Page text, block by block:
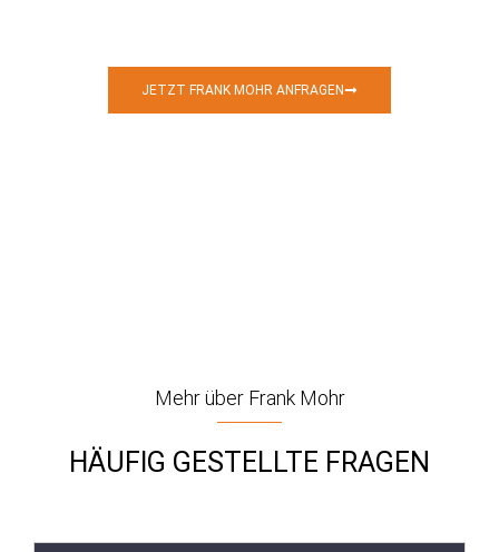
JETZT FRANK MOHR ANFRAGEN
Mehr über Frank Mohr
HÄUFIG GESTELLTE FRAGEN